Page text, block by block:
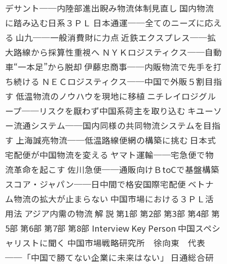
デサント──内陸部進出睨み物流体制見直し 国内物流
に踏み込む日系３ＰＬ 日本通運──全てのニーズに応え
る 山九──一般消費財に力点 近鉄エクスプレス──拡
大路線から採算性重視へ ＮＹＫロジスティクス──自動
車“一本足”から脱却 伊藤忠商事──内販物流で先手を打
ち続ける ＮＥＣロジスティクス──中国で外販５割目指
す 低温物流のノウハウを現地に移植 ニチレイロジグル
ープ──リスクを厭わず中国系荷主を取り込む キユーソ
ー流通システム──国内同様の共同物流システムを目指
す 上海誠亮物流──低温路線便網の構築に挑む 日本式
宅配便が中国物流を変える ヤマト運輸──宅急便で物
流革命を起こす 佐川急便──通販向けＢtoCで基盤構築
スコア・ジャパン──日中間で格安国際宅配便 ベトナ
ム物流の拡大が止まらない 中国市場における３ＰＬ活
用法 アジア内需の物流 解 説 第1部 第2部 第3部 第4部 第
5部 第6部 第7部 第8部 Interview Key Person 中国スペシ
ャリストに聞く 中国市場戦略研究所 徐向東 代表
──「中国で勝てない企業に未来はない」 日通総合研